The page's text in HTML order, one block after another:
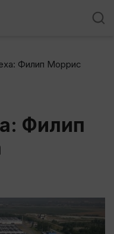
Филип Моррис
Филип